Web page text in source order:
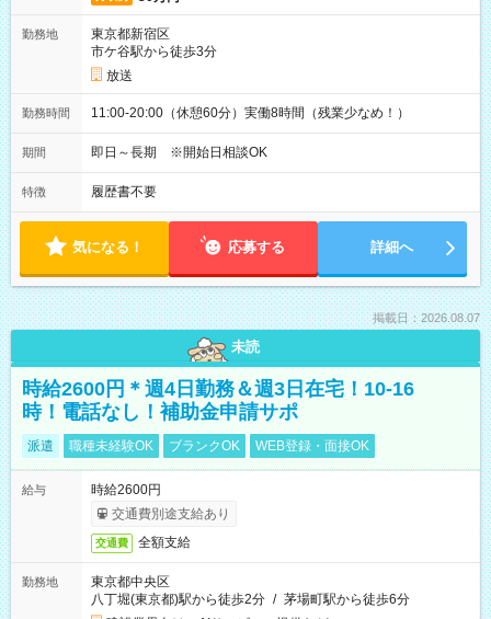
勤務地
東京都新宿区
市ケ谷駅から徒歩3分
放送
勤務時間 11:00-20:00（休憩60分）実働8時間（残業少なめ！）
期間 即日～長期 ※開始日相談OK
特徴 履歴書不要
気になる！ 応募する 詳細へ
掲載日：2026.08.07
未読
時給2600円＊週4日勤務＆週3日在宅！10-16
時！電話なし！補助金申請サポ
派遣 職種未経験OK ブランクOK WEB登録・面接OK
給与
時給2600円
交通費別途支給あり
交通費 全額支給
勤務地
東京都中央区
八丁堀(東京都)駅から徒歩2分 / 茅場町駅から徒歩6分